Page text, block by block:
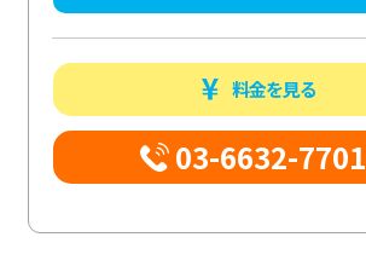
料金を見る
03-6632-7701